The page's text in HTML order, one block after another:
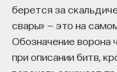
берется за
свары» — это на
Обозначение ворона
при описании битв,